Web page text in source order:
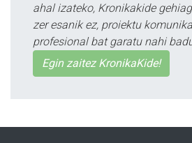
ahal izateko, Kronikakide
zer esanik ez, proiektu
profesional bat garatu nahi
Egin zaitez KronikaKide!